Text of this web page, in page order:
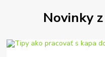
Novinky